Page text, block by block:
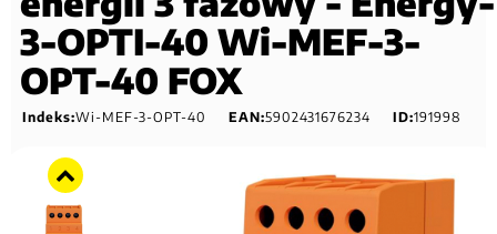
3-OPTI-40 Wi-MEF-3-
OPT-40 FOX
Indeks:Wi-MEF-3-OPT-40 EAN:5902431676234 ID:191998